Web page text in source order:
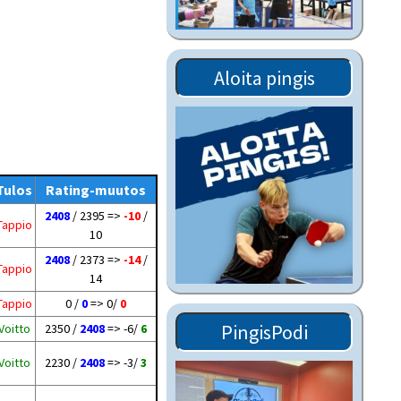
Rating-muutos
2408/ 2395 => -10/
10
2408/ 2373 => -14/
14
0 / 0=> 0/ 0
2350 / 2408=> -6/ 6
2230 / 2408=> -3/3
Aloita pingis
PingisPodi